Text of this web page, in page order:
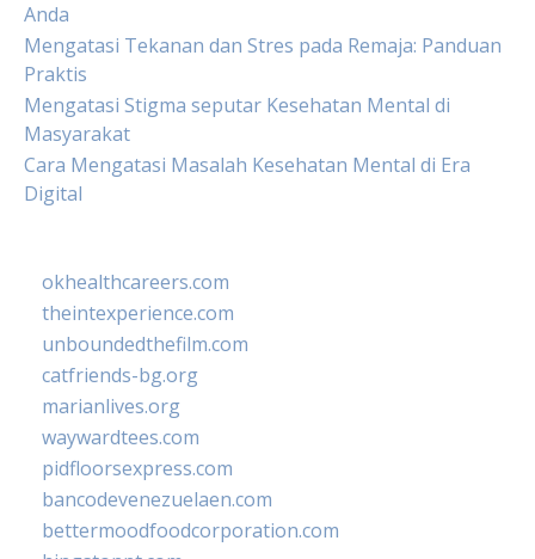
Anda
Mengatasi Tekanan dan Stres pada Remaja: Panduan
Praktis
Mengatasi Stigma seputar Kesehatan Mental di
Masyarakat
Cara Mengatasi Masalah Kesehatan Mental di Era
Digital
okhealthcareers.com
theintexperience.com
unboundedthefilm.com
catfriends-bg.org
marianlives.org
waywardtees.com
pidfloorsexpress.com
bancodevenezuelaen.com
bettermoodfoodcorporation.com